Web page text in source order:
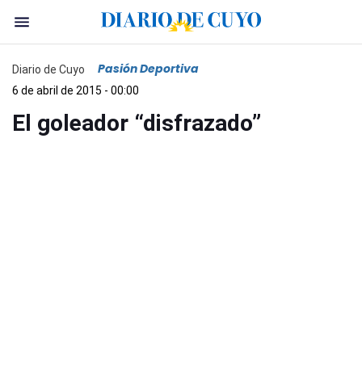
Diario de Cuyo Pasión Deportiva
6 de abril de 2015 - 00:00
El goleador “disfrazado”